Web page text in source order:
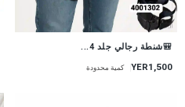
🎒شنطة رجالي جلد 4...
YER1,500 كمية محدودة